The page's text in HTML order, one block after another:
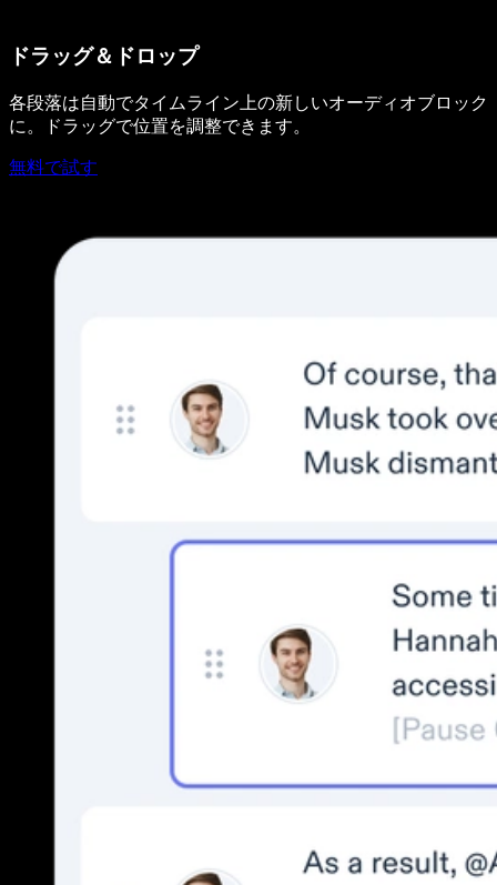
ドラッグ＆ドロップ
各段落は自動でタイムライン上の新しいオーディオブロック
に。ドラッグで位置を調整できます。
無料で試す